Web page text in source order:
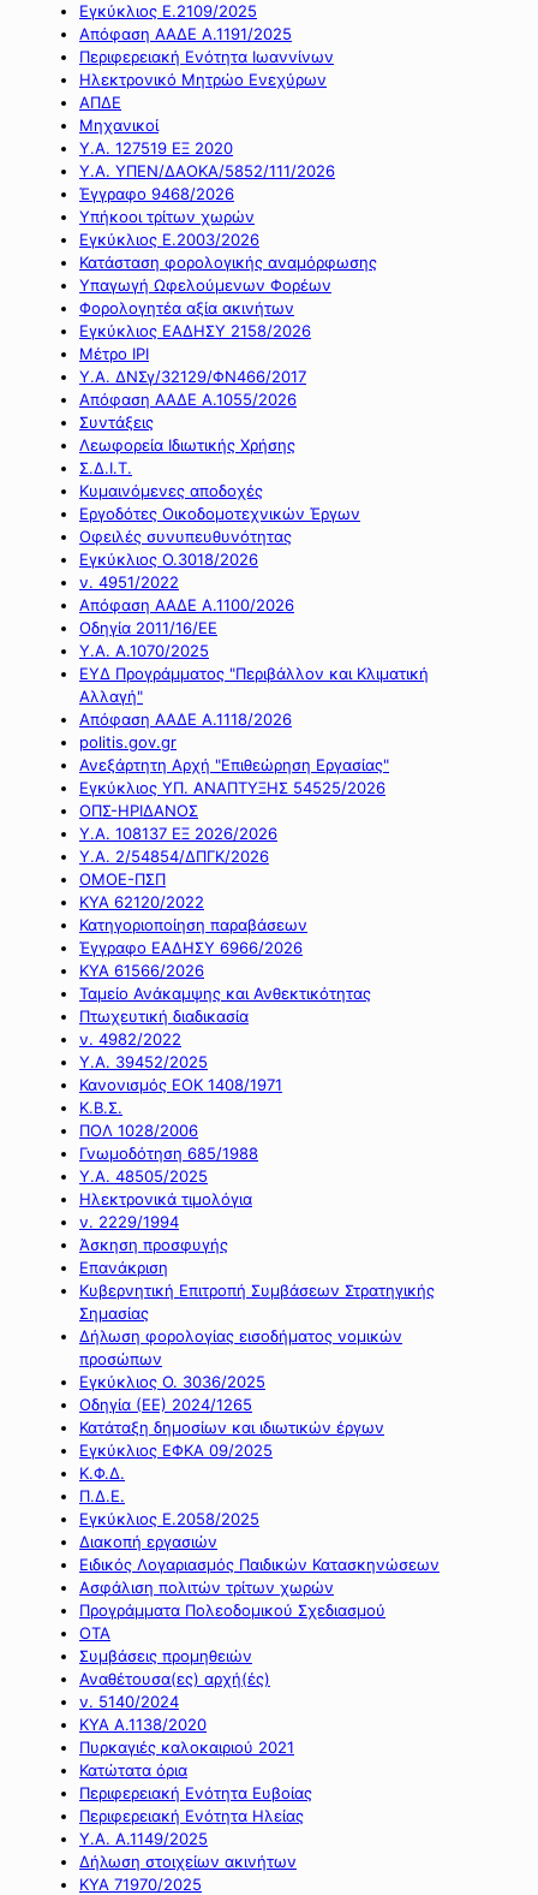
Εγκύκλιος Ε.2109/2025
Απόφαση ΑΑΔΕ Α.1191/2025
Περιφερειακή Ενότητα Ιωαννίνων
Ηλεκτρονικό Μητρώο Ενεχύρων
ΑΠΔΕ
Μηχανικοί
Υ.Α. 127519 ΕΞ 2020
Υ.Α. ΥΠΕΝ/ΔΑΟΚΑ/5852/111/2026
Έγγραφο 9468/2026
Υπήκοοι τρίτων χωρών
Εγκύκλιος Ε.2003/2026
Κατάσταση φορολογικής αναμόρφωσης
Υπαγωγή Ωφελούμενων Φορέων
Φορολογητέα αξία ακινήτων
Εγκύκλιος ΕΑΔΗΣΥ 2158/2026
Μέτρο IPI
Υ.Α. ΔΝΣγ/32129/ΦΝ466/2017
Απόφαση ΑΑΔΕ Α.1055/2026
Συντάξεις
Λεωφορεία Ιδιωτικής Χρήσης
Σ.Δ.Ι.Τ.
Κυμαινόμενες αποδοχές
Εργοδότες Οικοδομοτεχνικών Έργων
Οφειλές συνυπευθυνότητας
Εγκύκλιος Ο.3018/2026
ν. 4951/2022
Απόφαση ΑΑΔΕ Α.1100/2026
Οδηγία 2011/16/ΕΕ
Υ.Α. Α.1070/2025
ΕΥΔ Προγράμματος "Περιβάλλον και Κλιματική
Αλλαγή"
Απόφαση ΑΑΔΕ Α.1118/2026
politis.gov.gr
Ανεξάρτητη Αρχή "Επιθεώρηση Εργασίας"
Εγκύκλιος ΥΠ. ΑΝΑΠΤΥΞΗΣ 54525/2026
ΟΠΣ-ΗΡΙΔΑΝΟΣ
Υ.Α. 108137 ΕΞ 2026/2026
Υ.Α. 2/54854/ΔΠΓΚ/2026
ΟΜΟΕ-ΠΣΠ
ΚΥΑ 62120/2022
Κατηγοριοποίηση παραβάσεων
Έγγραφο ΕΑΔΗΣΥ 6966/2026
ΚΥΑ 61566/2026
Ταμείο Ανάκαμψης και Ανθεκτικότητας
Πτωχευτική διαδικασία
ν. 4982/2022
Υ.Α. 39452/2025
Κανονισμός ΕΟΚ 1408/1971
Κ.Β.Σ.
ΠΟΛ 1028/2006
Γνωμοδότηση 685/1988
Υ.Α. 48505/2025
Ηλεκτρονικά τιμολόγια
ν. 2229/1994
Άσκηση προσφυγής
Επανάκριση
Κυβερνητική Επιτροπή Συμβάσεων Στρατηγικής
Σημασίας
Δήλωση φορολογίας εισοδήματος νομικών
προσώπων
Εγκύκλιος Ο. 3036/2025
Οδηγία (ΕΕ) 2024/1265
Κατάταξη δημοσίων και ιδιωτικών έργων
Εγκύκλιος ΕΦΚΑ 09/2025
Κ.Φ.Δ.
Π.Δ.Ε.
Εγκύκλιος Ε.2058/2025
Διακοπή εργασιών
Ειδικός Λογαριασμός Παιδικών Κατασκηνώσεων
Ασφάλιση πολιτών τρίτων χωρών
Προγράμματα Πολεοδομικού Σχεδιασμού
ΟΤΑ
Συμβάσεις προμηθειών
Αναθέτουσα(ες) αρχή(ές)
ν. 5140/2024
ΚΥΑ Α.1138/2020
Πυρκαγιές καλοκαιριού 2021
Κατώτατα όρια
Περιφερειακή Ενότητα Ευβοίας
Περιφερειακή Ενότητα Ηλείας
Υ.Α. Α.1149/2025
Δήλωση στοιχείων ακινήτων
ΚΥΑ 71970/2025